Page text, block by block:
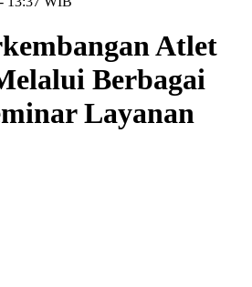
Atlet
Berbagai
Layanan